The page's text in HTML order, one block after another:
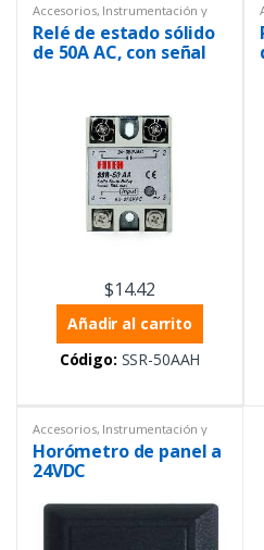
Accesorios, Instrumentación y
Temperatura
Relé de estado sólido
de 50A AC, con señal
$14.42
Añadir al carrito
Código: SSR-50AAH
Accesorios, Instrumentación y
Temperatura
Horómetro de panel a
24VDC